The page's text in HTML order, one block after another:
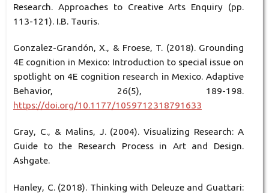
Research. Approaches to Creative Arts Enquiry (pp.
113-121). I.B. Tauris.
Gonzalez-Grandón, X., & Froese, T. (2018). Grounding
4E cognition in Mexico: Introduction to special issue on
spotlight on 4E cognition research in Mexico. Adaptive
Behavior, 26(5), 189-198.
https://doi.org/10.1177/1059712318791633
Gray, C., & Malins, J. (2004). Visualizing Research: A
Guide to the Research Process in Art and Design.
Ashgate.
Hanley, C. (2018). Thinking with Deleuze and Guattari: